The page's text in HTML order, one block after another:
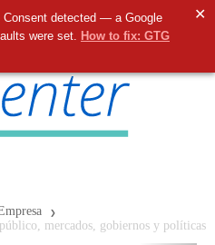
detected — a Google
were set. How to fix: GTG
✕
0
mercados, gobiernos y políticas